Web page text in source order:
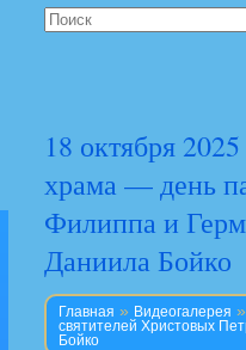
18 октября
храма — день
Филиппа и
Даниила Бойко
Главная » Видеогалерея »
святителей Христовых
Бойко